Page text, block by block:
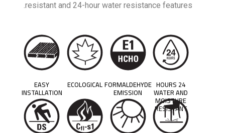
resistant and 24-hour water resistance features.
24 HOURS
WATER AND
MOISTURE
RESISTANT
FORMALDEHYDE
EMISSION
ECOLOGICAL
EASY
INSTALLATION